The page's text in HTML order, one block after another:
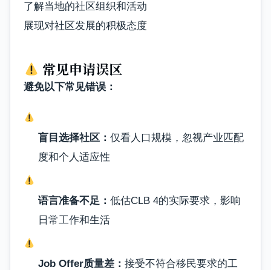
了解当地的社区组织和活动
展现对社区发展的积极态度
常见申请误区
避免以下常见错误：
盲目选择社区： 仅看人口规模，忽视产业匹配
度和个人适应性
语言准备不足： 低估CLB 4的实际要求，影响
日常工作和生活
Job Offer质量差： 接受不符合移民要求的工